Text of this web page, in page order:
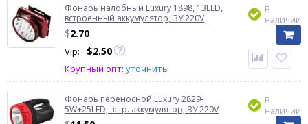
Фонарь налобный Luxury 1898, 13LED,
встроенный аккумулятор, ЗУ 220V
$2.70
Vip: $2.50
Крупный опт: уточнить
В
наличии
Фонарь переносной Luxury 2829-
5W+25LED, встр. аккумулятор, ЗУ 220V
В
наличии